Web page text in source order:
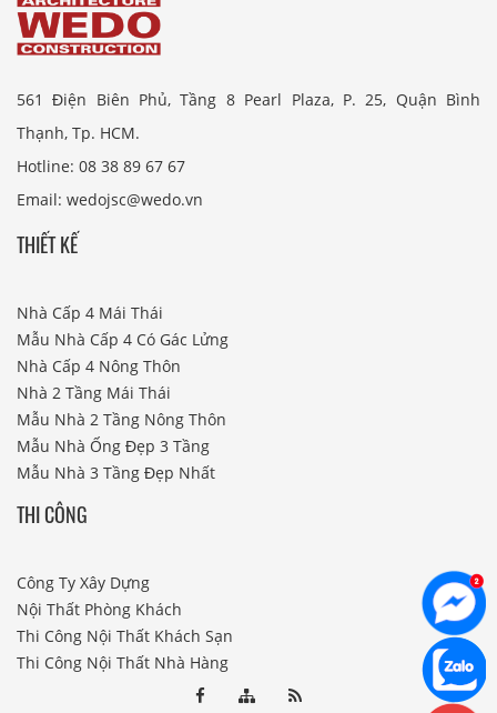
561 Điện Biên Phủ, Tầng 8 Pearl Plaza, P. 25, Quận Bình
Thạnh, Tp. HCM.
Hotline: 08 38 89 67 67
Email: wedojsc@wedo.vn
THIẾT KẾ
Nhà Cấp 4 Mái Thái
Mẫu Nhà Cấp 4 Có Gác Lửng
Nhà Cấp 4 Nông Thôn
Nhà 2 Tầng Mái Thái
Mẫu Nhà 2 Tầng Nông Thôn
Mẫu Nhà Ống Đẹp 3 Tầng
Mẫu Nhà 3 Tầng Đẹp Nhất
THI CÔNG
Công Ty Xây Dựng
Nội Thất Phòng Khách
Thi Công Nội Thất Khách Sạn
Thi Công Nội Thất Nhà Hàng